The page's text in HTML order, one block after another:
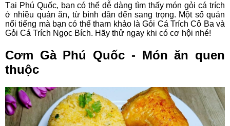
Tại Phú Quốc, bạn có thể dễ dàng tìm thấy món gỏi cá trích
ở nhiều quán ăn, từ bình dân đến sang trọng. Một số quán
nổi tiếng mà bạn có thể tham khảo là Gỏi Cá Trích Cô Ba và
Gỏi Cá Trích Ngọc Bích. Hãy thử ngay khi có cơ hội nhé!
Cơm Gà Phú Quốc - Món ăn quen
thuộc